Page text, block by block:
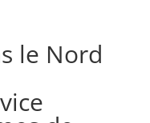
le Nord